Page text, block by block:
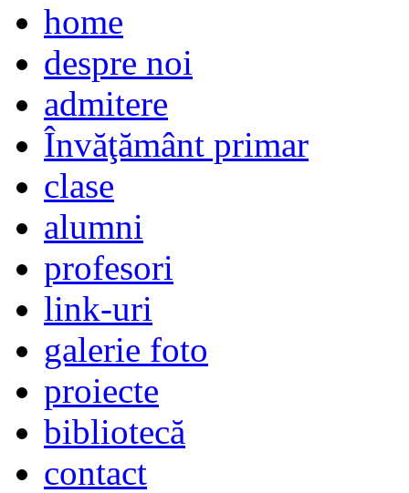
home
despre noi
admitere
Învăţământ primar
clase
alumni
profesori
link-uri
galerie foto
proiecte
bibliotecă
contact